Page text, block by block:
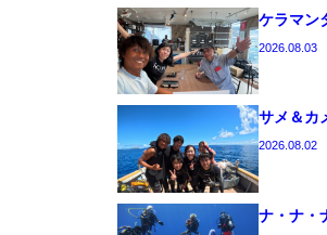
ケラマン
2026.08.03
サメ＆カ
2026.08.02
ナ・ナ・